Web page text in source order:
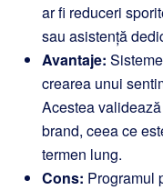
ar fi reduceri
sau asistență
Avantaje:
crearea unui
Acestea
brand, ceea ce
termen lung.
Cons: Programul